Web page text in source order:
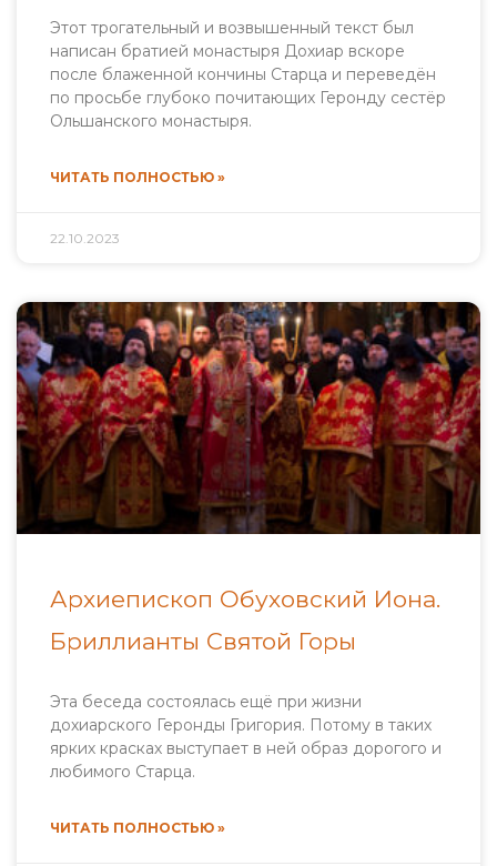
Этот трогательный и возвышенный текст был
написан братией монастыря Дохиар вскоре
после блаженной кончины Старца и переведён
по просьбе глубоко почитающих Геронду сестёр
Ольшанского монастыря.
ЧИТАТЬ ПОЛНОСТЬЮ »
22.10.2023
Архиепископ Обуховский Иона.
Бриллианты Святой Горы
Эта беседа состоялась ещё при жизни
дохиарского Геронды Григория. Потому в таких
ярких красках выступает в ней образ дорогого и
любимого Старца.
ЧИТАТЬ ПОЛНОСТЬЮ »